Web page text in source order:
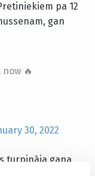
pa 12
gan
🔥
30, 2022
turpināja gana